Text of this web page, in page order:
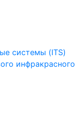
системы (ITS)
инфракрасного